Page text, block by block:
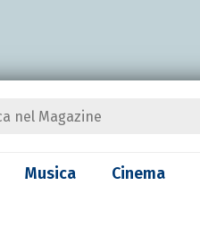
Musica Cinema